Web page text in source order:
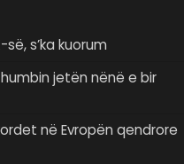
s’ka kuorum
jetën nënë e bir
në Evropën qendrore